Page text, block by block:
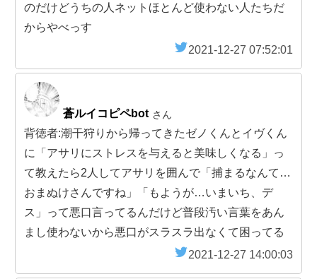
のだけどうちの人ネットほとんど使わない人たちだ
からやべっす
2021-12-27 07:52:01
蒼ルイコピペbot さん
背徳者:潮干狩りから帰ってきたゼノくんとイヴくん
に「アサリにストレスを与えると美味しくなる」っ
て教えたら2人してアサリを囲んで「捕まるなんて…
おまぬけさんですね」「もようが…いまいち、デ
ス」って悪口言ってるんだけど普段汚い言葉をあん
まし使わないから悪口がスラスラ出なくて困ってる
2021-12-27 14:00:03